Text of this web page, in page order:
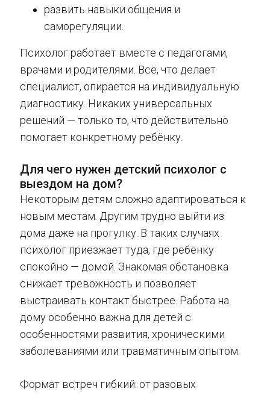
развить навыки общения и
саморегуляции.
Психолог работает вместе с педагогами,
врачами и родителями. Всё, что делает
специалист, опирается на индивидуальную
диагностику. Никаких универсальных
решений — только то, что действительно
помогает конкретному ребёнку.
Для чего нужен детский психолог с
выездом на дом?
Некоторым детям сложно адаптироваться к
новым местам. Другим трудно выйти из
дома даже на прогулку. В таких случаях
психолог приезжает туда, где ребёнку
спокойно — домой. Знакомая обстановка
снижает тревожность и позволяет
выстраивать контакт быстрее. Работа на
дому особенно важна для детей с
особенностями развития, хроническими
заболеваниями или травматичным опытом.
Формат встреч гибкий: от разовых